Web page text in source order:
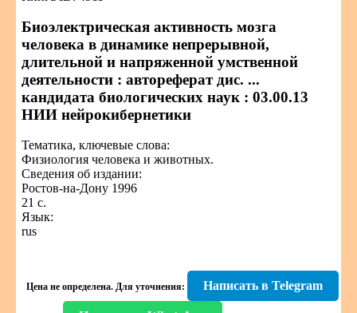
Биоэлектрическая активность мозга
человека в динамике непрерывной,
длительной и напряженной умственной
деятельности : автореферат дис. ...
кандидата биологических наук : 03.00.13
НИИ нейрокибернетики
Тематика, ключевые слова:
Физиология человека и животных.
Сведения об издании:
Ростов-на-Дону 1996
21 с.
Язык:
rus
Цена не определена. Для уточнения: Написать в Telegram